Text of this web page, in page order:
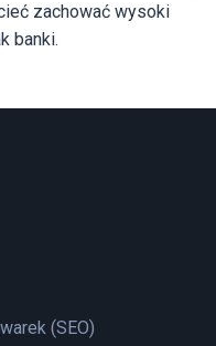
zachować wysoki
banki.
(SEO)